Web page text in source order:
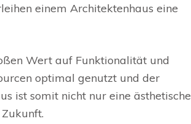
einem Architektenhaus eine
Wert auf Funktionalität und
optimal genutzt und der
ist somit nicht nur eine ästhetische